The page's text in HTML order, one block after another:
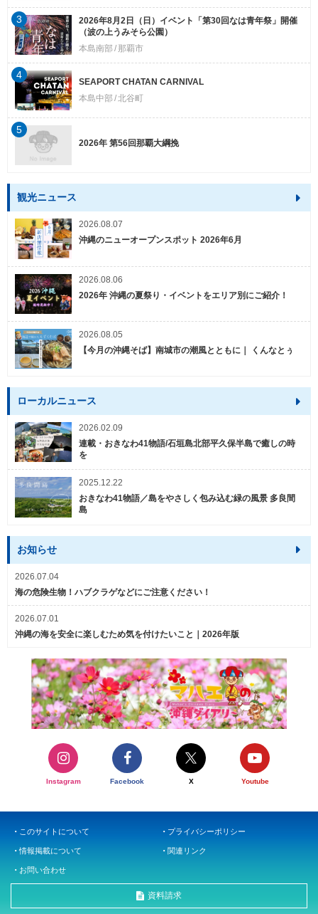
2026年8月2日（日）イベント「第30回なは青年祭」開催
（波の上うみそら公園）
本島南部
那覇市
3
SEAPORT CHATAN CARNIVAL
本島中部 北谷町
4
2026年 第56回那覇大綱挽
5
観光ニュース
2026.08.07
沖縄のニューオープンスポット 2026年6月
2026.08.06
2026年 沖縄の夏祭り・イベントをエリア別にご紹介！
2026.08.05
【今月の沖縄そば】南城市の潮風とともに｜ くんなとぅ
ローカルニュース
2026.02.09
連載・おきなわ41物語/石垣島北部平久保半島で癒しの時
を
2025.12.22
おきなわ41物語／島をやさしく包み込む緑の風景 多良間
島
お知らせ
2026.07.04
海の危険生物！ハブクラゲなどにご注意ください！
2026.07.01
沖縄の海を安全に楽しむため気を付けたいこと｜2026年版
Instagram Facebook X Youtube
このサイトについて プライバシーポリシー
情報掲載について 関連リンク
お問い合わせ
資料請求